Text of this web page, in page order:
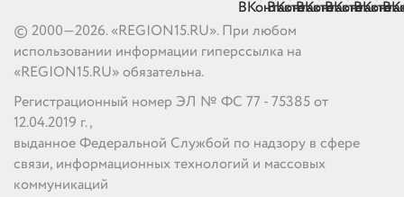
© 2000—2026. «REGION15.RU». При любом
использовании информации гиперссылка на
«REGION15.RU» обязательна.
Регистрационный номер ЭЛ № ФС 77 - 75385 от
12.04.2019 г.,
выданное Федеральной Службой по надзору в сфере
связи, информационных технологий и массовых
коммуникаций